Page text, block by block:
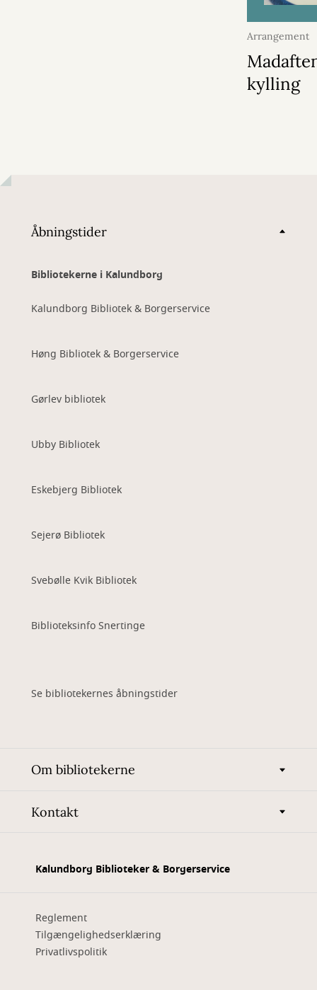
Arrangement
2026
kylling
Åbningstider
Bibliotekerne i Kalundborg
Kalundborg Bibliotek & Borgerservice
Høng Bibliotek & Borgerservice
Gørlev bibliotek
Ubby Bibliotek
Eskebjerg Bibliotek
Sejerø Bibliotek
Svebølle Kvik Bibliotek
Biblioteksinfo Snertinge
Se bibliotekernes åbningstider
Om bibliotekerne
Kontakt
Kalundborg Biblioteker & Borgerservice
Reglement
Tilgængelighedserklæring
Privatlivspolitik